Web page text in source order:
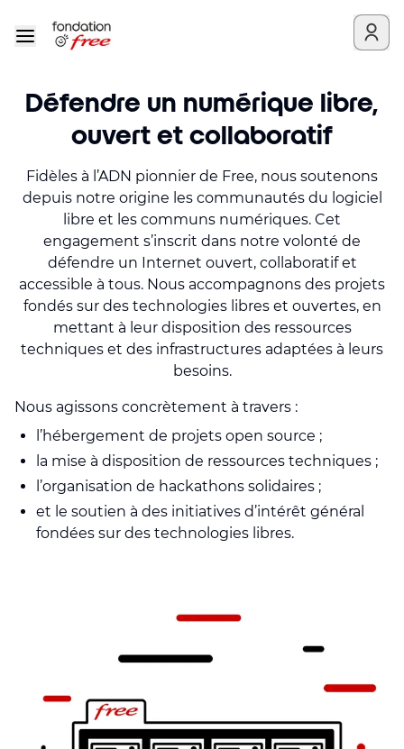
Défendre un numérique libre,
ouvert et collaboratif
Fidèles à l’ADN pionnier de Free, nous soutenons
depuis notre origine les communautés du logiciel
libre et les communs numériques. Cet
engagement s’inscrit dans notre volonté de
défendre un Internet ouvert, collaboratif et
accessible à tous. Nous accompagnons des projets
fondés sur des technologies libres et ouvertes, en
mettant à leur disposition des ressources
techniques et des infrastructures adaptées à leurs
besoins.
Nous agissons concrètement à travers :
l’hébergement de projets open source ;
la mise à disposition de ressources techniques ;
l’organisation de hackathons solidaires ;
et le soutien à des initiatives d’intérêt général
fondées sur des technologies libres.